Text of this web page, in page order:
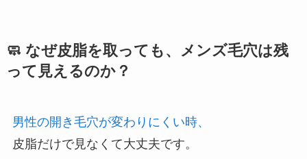
🧼 なぜ皮脂を取っても、メンズ毛穴は残
って見えるのか？
男性の開き毛穴が変わりにくい時、
皮脂だけで見なくて大丈夫です。